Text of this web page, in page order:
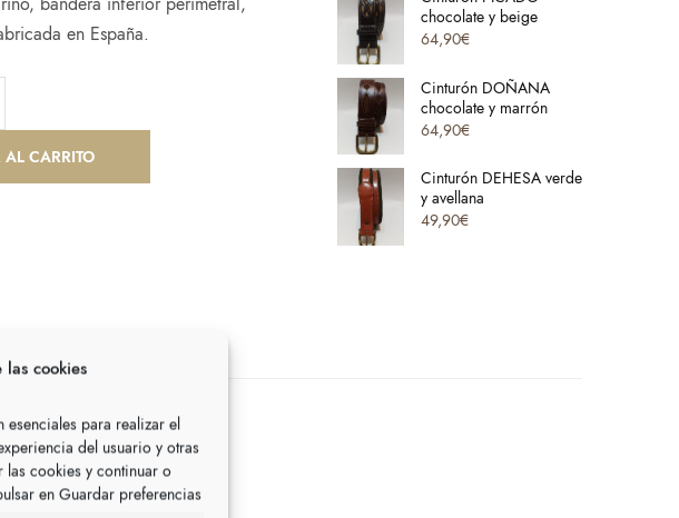
cookies
esenciales para realizar el
del usuario y otras
las cookies y continuar o
en Guardar preferencias
chocolate y beige
64,90€
Cinturón DOÑANA
chocolate y marrón
64,90€
Cinturón DEHESA verde
y avellana
49,90€
en España.
CARRITO